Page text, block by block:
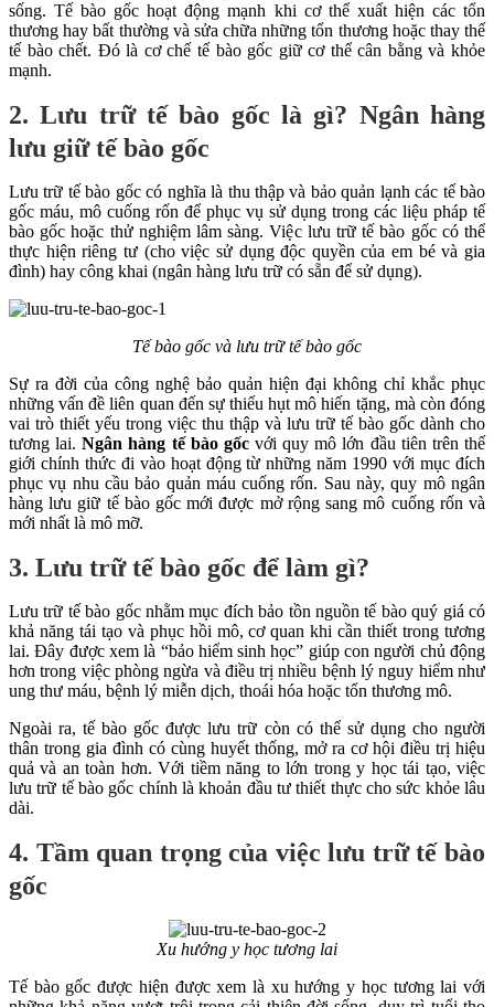
sống. Tế bào gốc hoạt động mạnh khi cơ thể xuất hiện các tổn
thương hay bất thường và sửa chữa những tổn thương hoặc thay thế
tế bào chết. Đó là cơ chế tế bào gốc giữ cơ thể cân bằng và khỏe
mạnh.
2. Lưu trữ tế bào gốc là gì? Ngân hàng
lưu giữ tế bào gốc
Lưu trữ tế bào gốc có nghĩa là thu thập và bảo quản lạnh các tế bào
gốc máu, mô cuống rốn để phục vụ sử dụng trong các liệu pháp tế
bào gốc hoặc thử nghiệm lâm sàng. Việc lưu trữ tế bào gốc có thể
thực hiện riêng tư (cho việc sử dụng độc quyền của em bé và gia
đình) hay công khai (ngân hàng lưu trữ có sẵn để sử dụng).
Tế bào gốc và lưu trữ tế bào gốc
Sự ra đời của công nghệ bảo quản hiện đại không chỉ khắc phục
những vấn đề liên quan đến sự thiếu hụt mô hiến tặng, mà còn đóng
vai trò thiết yếu trong việc thu thập và lưu trữ tế bào gốc dành cho
tương lai.Ngân hàng tế bào gốcvới quy mô lớn đầu tiên trên thế
giới chính thức đi vào hoạt động từ những năm 1990 với mục đích
phục vụ nhu cầu bảo quản máu cuống rốn. Sau này, quy mô ngân
hàng lưu giữ tế bào gốc mới được mở rộng sang mô cuống rốn và
mới nhất là mô mỡ.
3. Lưu trữ tế bào gốc để làm gì?
Lưu trữ tế bào gốc nhằm mục đích bảo tồn nguồn tế bào quý giá có
khả năng tái tạo và phục hồi mô, cơ quan khi cần thiết trong tương
lai. Đây được xem là “bảo hiểm sinh học” giúp con người chủ động
hơn trong việc phòng ngừa và điều trị nhiều bệnh lý nguy hiểm như
ung thư máu, bệnh lý miễn dịch, thoái hóa hoặc tổn thương mô.
Ngoài ra, tế bào gốc được lưu trữ còn có thể sử dụng cho người
thân trong gia đình có cùng huyết thống, mở ra cơ hội điều trị hiệu
quả và an toàn hơn. Với tiềm năng to lớn trong y học tái tạo, việc
lưu trữ tế bào gốc chính là khoản đầu tư thiết thực cho sức khỏe lâu
dài.
4. Tầm quan trọng của việc lưu trữ tế bào
gốc
Xu hướng y học tương lai
Tế bào gốc được hiện được xem là xu hướng y học tương lai với